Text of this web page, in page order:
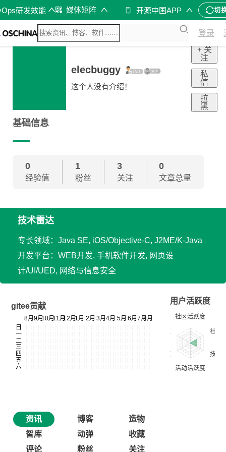
研发效能 媒体矩阵 开源中国APP 切
登录
elecbuggy
这个人没有介绍！
+ 关
注
私
信
拉
黑
基础信息
0
经验值
1
粉丝
3
关注
0
文章总量
技术雷达
专长领域：Java SE, iOS/Objective-C, J2ME/K-Java
开发平台：WEB开发, 手机软件开发, 网页设
计/UI/UED, 网络与信息安全
gitee贡献
用户活跃度
资讯 博客
造物
智库
动弹
收藏
评论
粉丝 关注